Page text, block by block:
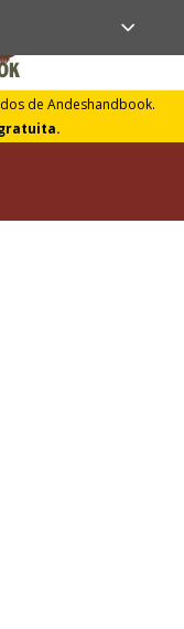
de Andeshandbook.